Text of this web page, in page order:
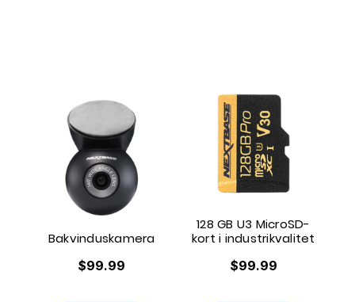
Bakvinduskamera
$99.99
128 GB U3 MicroSD-
kort i industrikvalitet
$99.99